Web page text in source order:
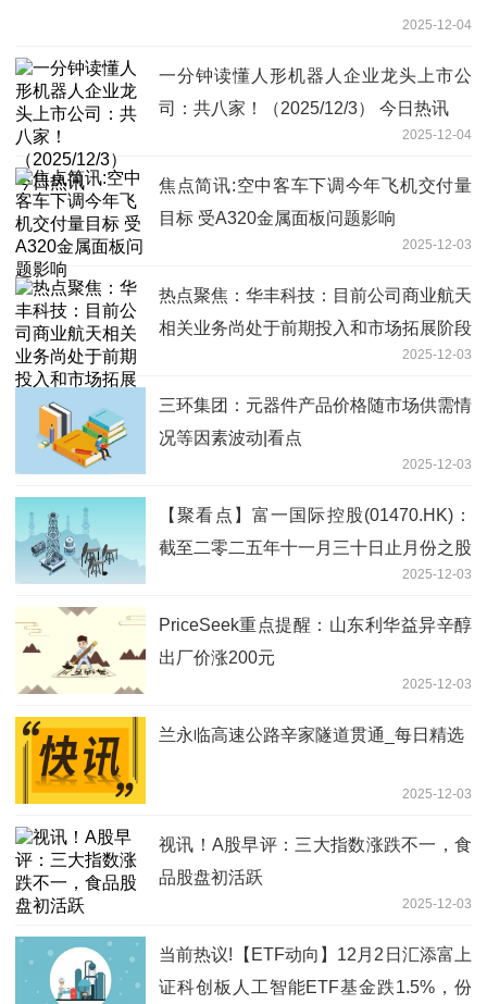
2025-12-04
一分钟读懂人形机器人企业龙头上市公
司：共八家！（2025/12/3） 今日热讯
2025-12-04
焦点简讯:空中客车下调今年飞机交付量
目标 受A320金属面板问题影响
2025-12-03
热点聚焦：华丰科技：目前公司商业航天
相关业务尚处于前期投入和市场拓展阶段
2025-12-03
三环集团：元器件产品价格随市场供需情
况等因素波动|看点
2025-12-03
【聚看点】富一国际控股(01470.HK)：
截至二零二五年十一月三十日止月份之股
份发行人的证券变动月报表内容摘要2025-12-03
PriceSeek重点提醒：山东利华益异辛醇
出厂价涨200元
2025-12-03
兰永临高速公路辛家隧道贯通_每日精选
2025-12-03
视讯！A股早评：三大指数涨跌不一，食
品股盘初活跃
2025-12-03
当前热议!【ETF动向】12月2日汇添富上
证科创板人工智能ETF基金跌1.5%，份